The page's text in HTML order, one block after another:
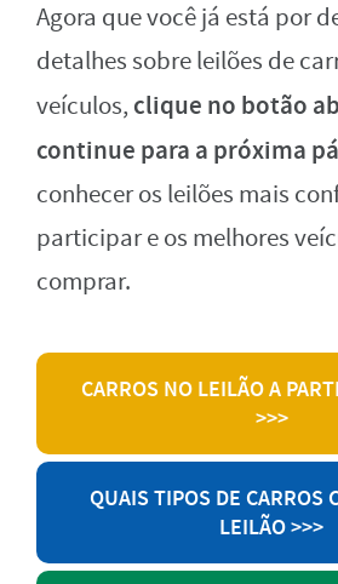
Agora que você já está por
detalhes sobre leilões de
veículos, clique no botão
continue para a próxima
conhecer os leilões mais
participar e os melhores
comprar.
CARROS NO LEILÃO A
>>>
QUAIS TIPOS DE CARROS
LEILÃO >>>